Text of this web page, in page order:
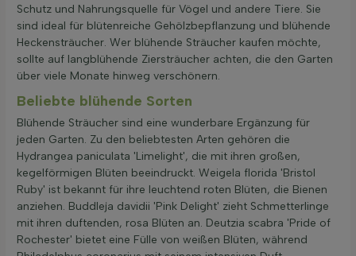
Schutz und Nahrungsquelle für Vögel und andere Tiere. Sie
sind ideal für blütenreiche Gehölzbepflanzung und blühende
Heckensträucher. Wer blühende Sträucher kaufen möchte,
sollte auf langblühende Ziersträucher achten, die den Garten
über viele Monate hinweg verschönern.
Beliebte blühende Sorten
Blühende Sträucher sind eine wunderbare Ergänzung für
jeden Garten. Zu den beliebtesten Arten gehören die
Hydrangea paniculata 'Limelight', die mit ihren großen,
kegelförmigen Blüten beeindruckt. Weigela florida 'Bristol
Ruby' ist bekannt für ihre leuchtend roten Blüten, die Bienen
anziehen. Buddleja davidii 'Pink Delight' zieht Schmetterlinge
mit ihren duftenden, rosa Blüten an. Deutzia scabra 'Pride of
Rochester' bietet eine Fülle von weißen Blüten, während